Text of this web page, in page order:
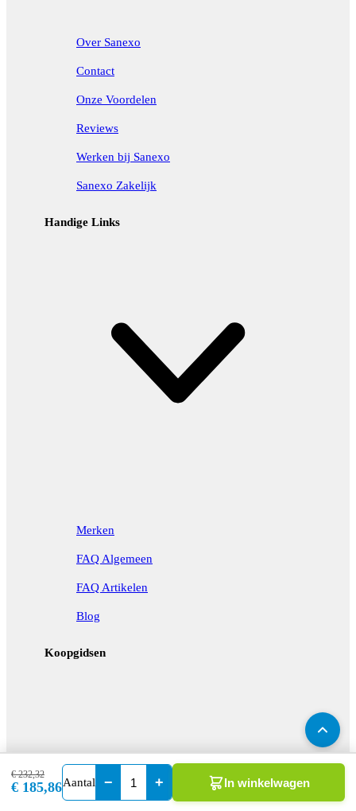
€ 232,32
€ 185,86Aantal − + In winkelwagen
Over Sanexo
Contact
Onze Voordelen
Reviews
Werken bij Sanexo
Sanexo Zakelijk
Handige Links
Merken
FAQ Algemeen
FAQ Artikelen
Blog
Koopgidsen